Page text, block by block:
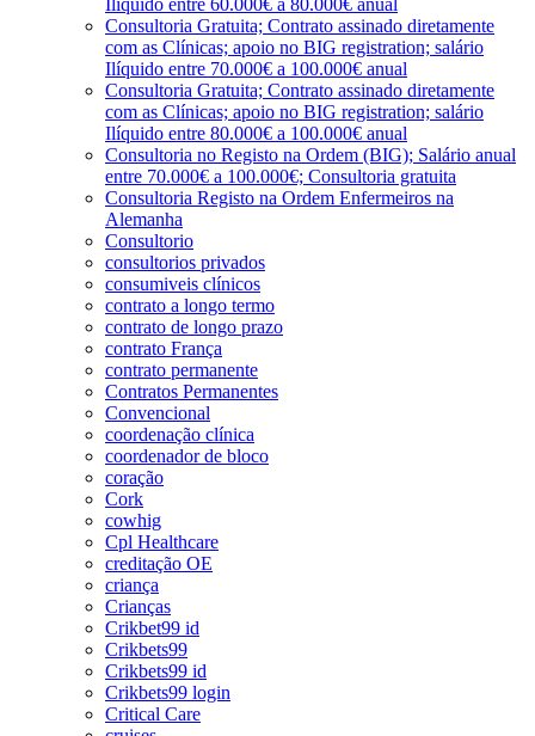
Consultoria Gratuita; Contrato assinado diretamente
com as Clínicas; apoio no BIG registration; salário
Ilíquido entre 70.000€ a 100.000€ anual
Consultoria Gratuita; Contrato assinado diretamente
com as Clínicas; apoio no BIG registration; salário
Ilíquido entre 80.000€ a 100.000€ anual
Consultoria no Registo na Ordem (BIG); Salário anual
entre 70.000€ a 100.000€; Consultoria gratuita
Consultoria Registo na Ordem Enfermeiros na
Alemanha
Consultorio
consultorios privados
consumiveis clínicos
contrato a longo termo
contrato de longo prazo
contrato França
contrato permanente
Contratos Permanentes
Convencional
coordenação clínica
coordenador de bloco
coração
Cork
cowhig
Cpl Healthcare
creditação OE
criança
Crianças
Crikbet99 id
Crikbets99
Crikbets99 id
Crikbets99 login
Critical Care